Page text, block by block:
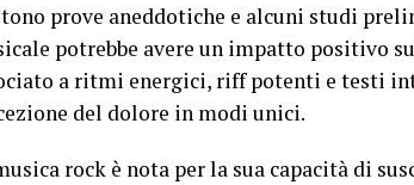
prove aneddotiche e alcuni studi
potrebbe avere un impatto positivo
a ritmi energici, riff potenti e testi
del dolore in modi unici.
rock è nota per la sua capacità di